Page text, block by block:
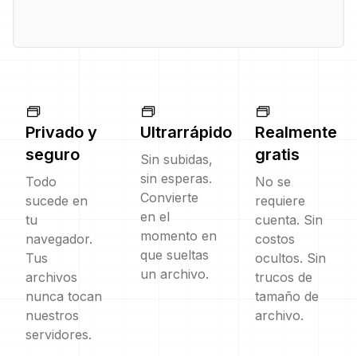
Privado y
seguro
Todo
sucede en
tu
navegador.
Tus
archivos
nunca tocan
nuestros
servidores.
Ultrarrápido
Sin subidas,
sin esperas.
Convierte
en el
momento en
que sueltas
un archivo.
Realmente
gratis
No se
requiere
cuenta. Sin
costos
ocultos. Sin
trucos de
tamaño de
archivo.